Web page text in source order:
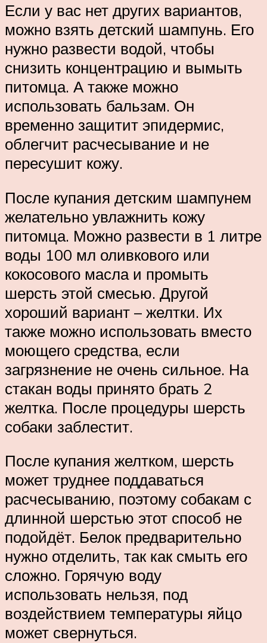
Если у вас нет других вариантов,
можно взять детский шампунь. Его
нужно развести водой, чтобы
снизить концентрацию и вымыть
питомца. А также можно
использовать бальзам. Он
временно защитит эпидермис,
облегчит расчесывание и не
пересушит кожу.
После купания детским шампунем
желательно увлажнить кожу
питомца. Можно развести в 1 литре
воды 100 мл оливкового или
кокосового масла и промыть
шерсть этой смесью. Другой
хороший вариант – желтки. Их
также можно использовать вместо
моющего средства, если
загрязнение не очень сильное. На
стакан воды принято брать 2
желтка. После процедуры шерсть
собаки заблестит.
После купания желтком, шерсть
может труднее поддаваться
расчесыванию, поэтому собакам с
длинной шерстью этот способ не
подойдёт. Белок предварительно
нужно отделить, так как смыть его
сложно. Горячую воду
использовать нельзя, под
воздействием температуры яйцо
может свернуться.